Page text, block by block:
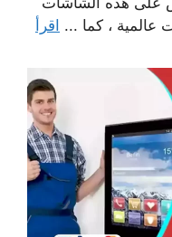
عالمية ، كما ... اقرأ